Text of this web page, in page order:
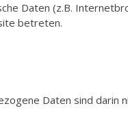
Daten (z.B.
betreten.
Daten sind darin